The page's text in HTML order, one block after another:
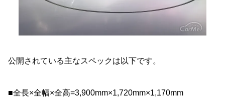
公開されている主なスペックは以下です。
■全長×全幅×全高=3,900mm×1,720mm×1,170mm